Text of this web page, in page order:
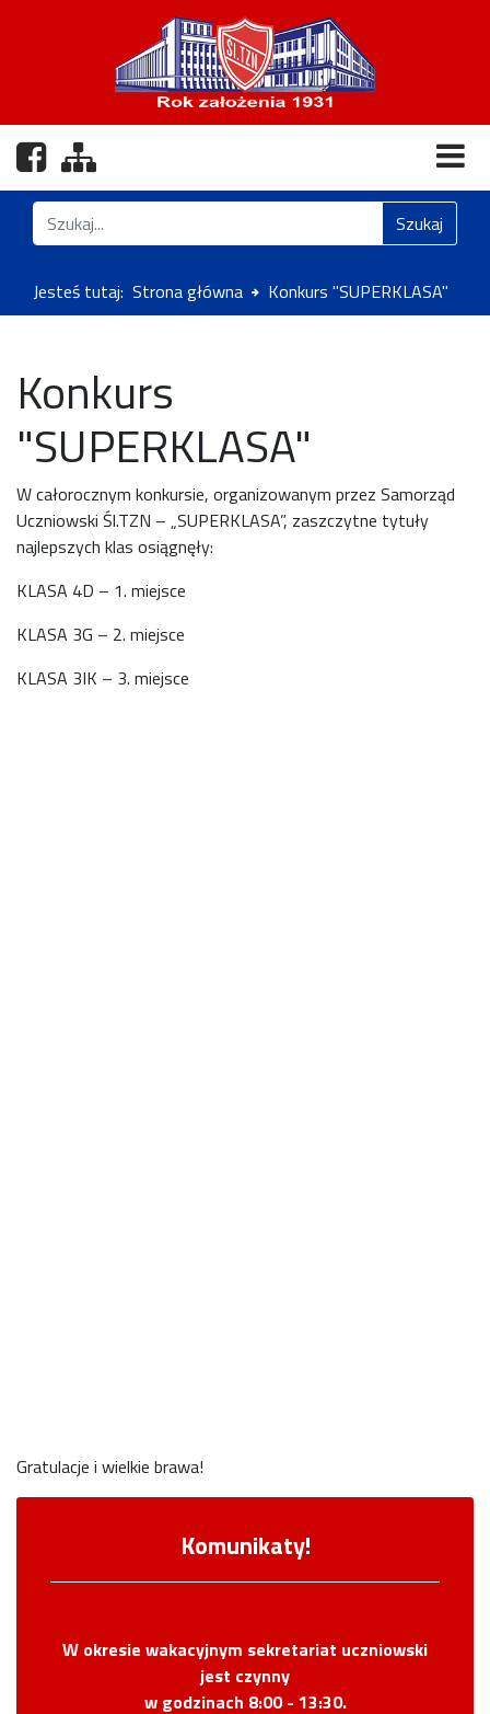
Nasz profil na Facebooku
Jesteś tutaj: Strona główna Konkurs "SUPERKLASA"
Znajdź na stronie Szukaj
Konkurs
"SUPERKLASA"
W całorocznym konkursie, organizowanym przez Samorząd
Uczniowski Śl.TZN – „SUPERKLASA”, zaszczytne tytuły
najlepszych klas osiągnęły:
KLASA 4D – 1. miejsce
KLASA 3G – 2. miejsce
KLASA 3IK – 3. miejsce
Gratulacje i wielkie brawa!
Komunikaty!
W okresie wakacyjnym sekretariat uczniowski
jest czynny
w godzinach 8:00 - 13:30.